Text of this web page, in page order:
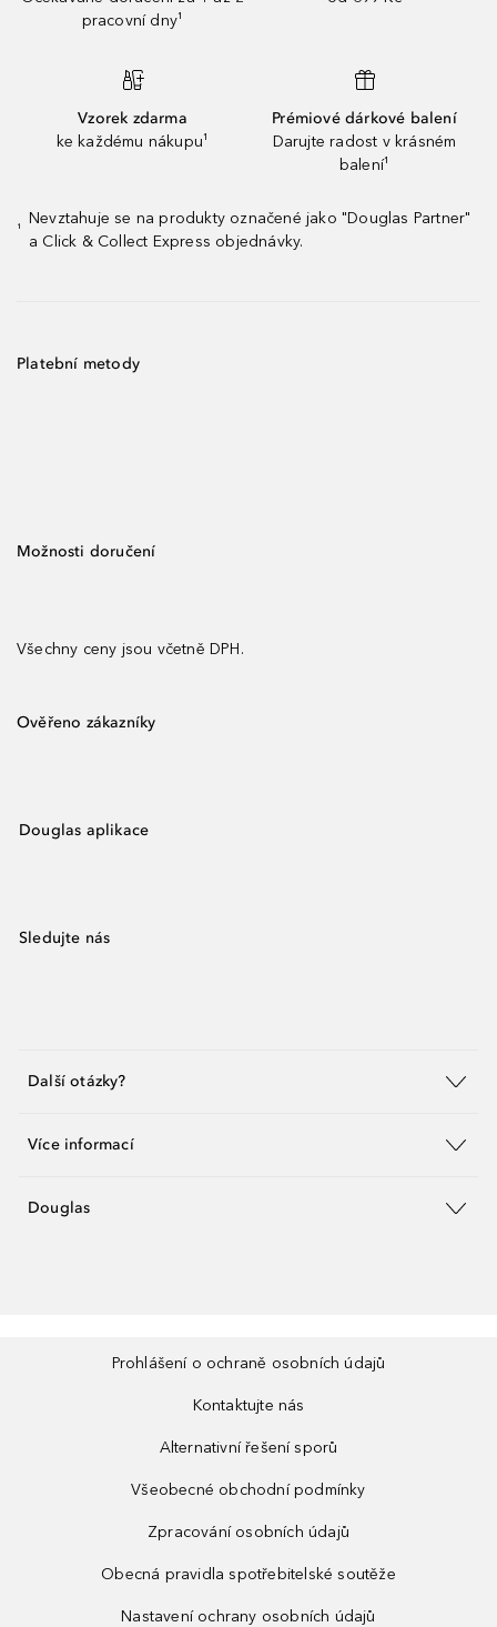
pracovní dny¹
Vzorek zdarma
ke každému nákupu¹
Prémiové dárkové balení
Darujte radost v krásném
balení¹
¹
Nevztahuje se na produkty označené jako "Douglas Partner"
a Click & Collect Express objednávky.
Platební metody
Možnosti doručení
Všechny ceny jsou včetně DPH.
Ověřeno zákazníky
Douglas aplikace
Sledujte nás
Další otázky?
Více informací
Douglas
Prohlášení o ochraně osobních údajů
Kontaktujte nás
Alternativní řešení sporů
Všeobecné obchodní podmínky
Zpracování osobních údajů
Obecná pravidla spotřebitelské soutěže
Nastavení ochrany osobních údajů